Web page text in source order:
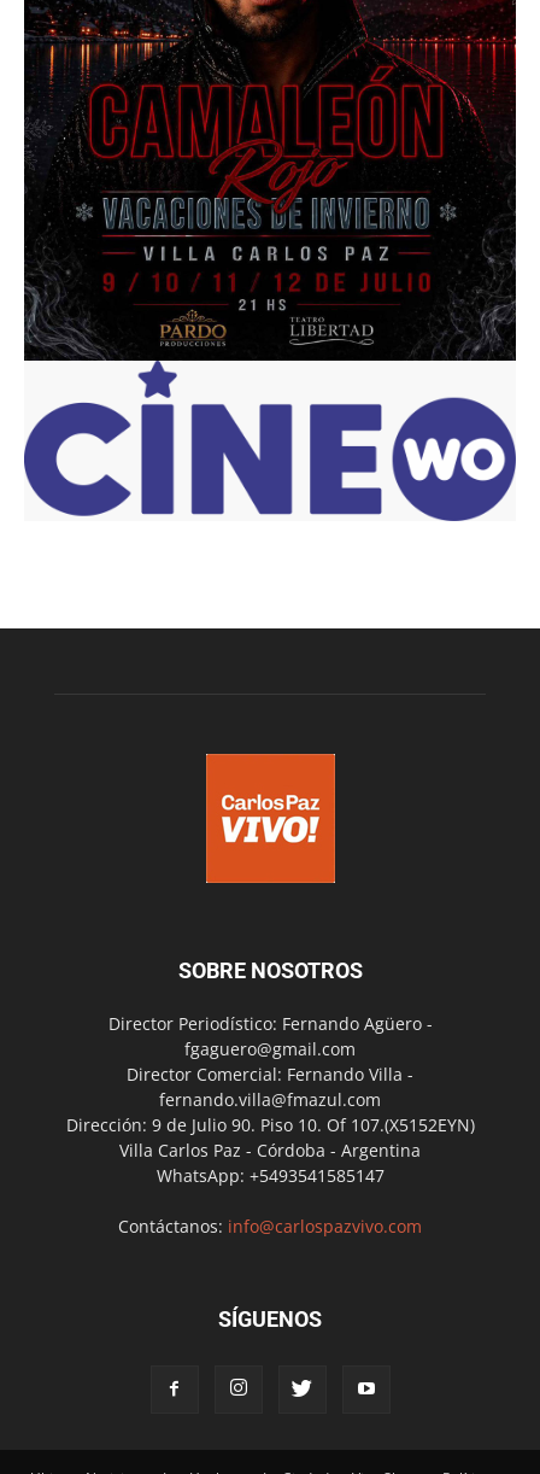
SOBRE NOSOTROS
Director Periodístico: Fernando Agüero -
fgaguero@gmail.com
Director Comercial: Fernando Villa -
fernando.villa@fmazul.com
Dirección: 9 de Julio 90. Piso 10. Of 107.(X5152EYN)
Villa Carlos Paz - Córdoba - Argentina
WhatsApp: +5493541585147
Contáctanos: info@carlospazvivo.com
SÍGUENOS